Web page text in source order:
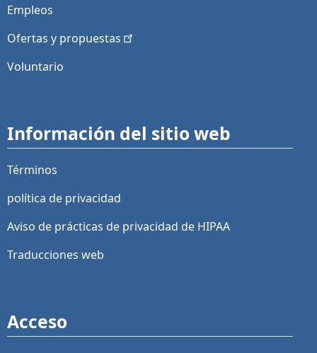
Empleos
Ofertas y propuestas
Voluntario
Información del sitio web
Términos
política de privacidad
Aviso de prácticas de privacidad de HIPAA
Traducciones web
Acceso